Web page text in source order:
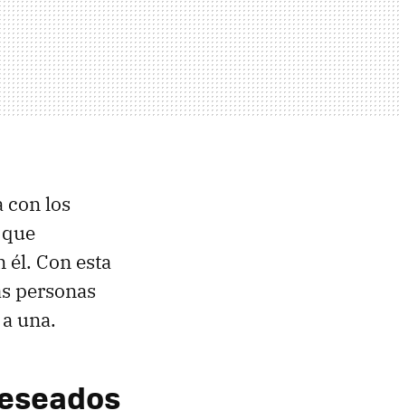
con los
Con esta
personas
una.